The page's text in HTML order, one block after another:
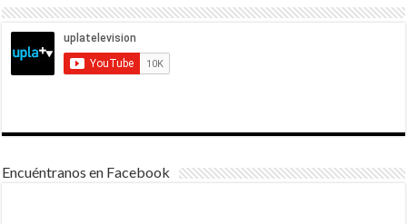
Encuéntranos en Facebook